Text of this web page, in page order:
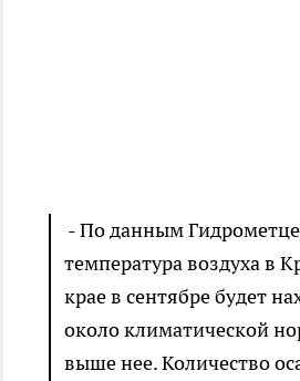
- По данным
температура воздуха в
крае в сентябре будет
около климатической
выше нее. Количество